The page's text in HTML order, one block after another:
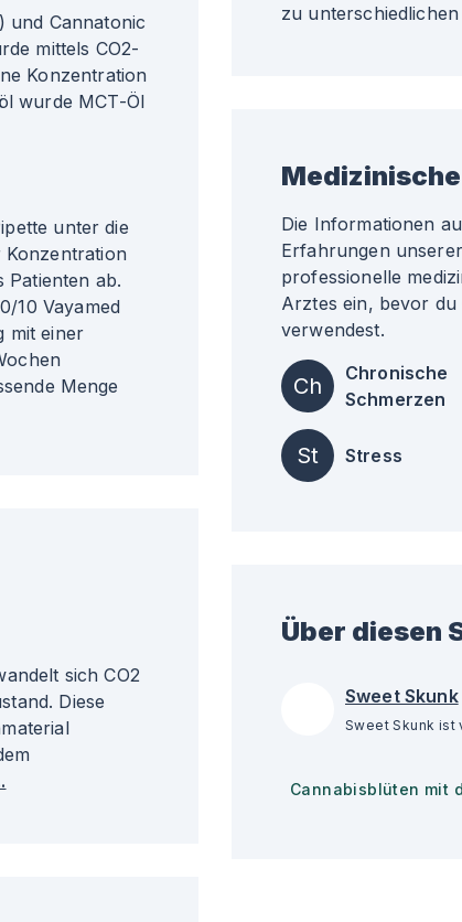
und Cannatonic
mittels CO2-
Konzentration
wurde MCT-Öl
unter die
Konzentration
Patienten ab.
10 Vayamed
mit einer
Menge
sich CO2
Diese
zu
Die Informationen
Erfahrungen
professionelle
Arztes ein, bevor
verwendest.
Ch
Chronische
Schmerzen
St Stress
Über diesen
Sweet Skunk
Cannabisblüten mit